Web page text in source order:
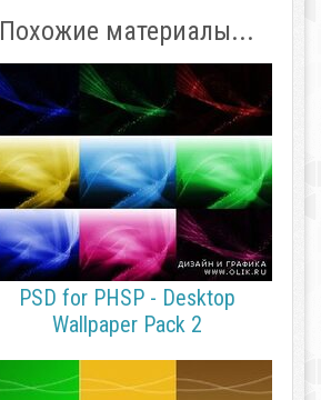
Похожие материалы...
PSD for PHSP - Desktop
Wallpaper Pack 2